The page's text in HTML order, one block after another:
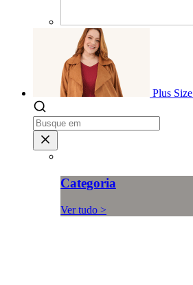
Plus Size
Categoria
Ver tudo >